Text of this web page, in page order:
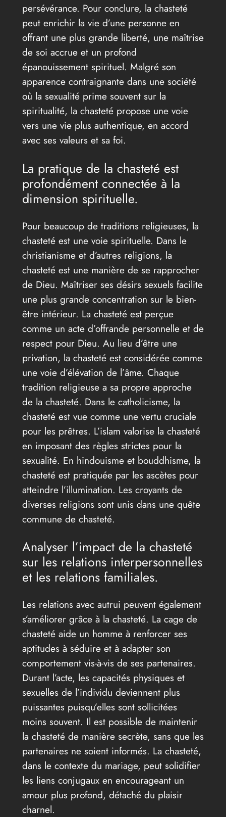
persévérance. Pour conclure, la chasteté
peut enrichir la vie d’une personne en
offrant une plus grande liberté, une maîtrise
de soi accrue et un profond
épanouissement spirituel. Malgré son
apparence contraignante dans une société
où la sexualité prime souvent sur la
spiritualité, la chasteté propose une voie
vers une vie plus authentique, en accord
avec ses valeurs et sa foi.
La pratique de la chasteté est
profondément connectée à la
dimension spirituelle.
Pour beaucoup de traditions religieuses, la
chasteté est une voie spirituelle. Dans le
christianisme et d’autres religions, la
chasteté est une manière de se rapprocher
de Dieu. Maîtriser ses désirs sexuels facilite
une plus grande concentration sur le bien-
être intérieur. La chasteté est perçue
comme un acte d’offrande personnelle et de
respect pour Dieu. Au lieu d’être une
privation, la chasteté est considérée comme
une voie d’élévation de l’âme. Chaque
tradition religieuse a sa propre approche
de la chasteté. Dans le catholicisme, la
chasteté est vue comme une vertu cruciale
pour les prêtres. L’islam valorise la chasteté
en imposant des règles strictes pour la
sexualité. En hindouisme et bouddhisme, la
chasteté est pratiquée par les ascètes pour
atteindre l’illumination. Les croyants de
diverses religions sont unis dans une quête
commune de chasteté.
Analyser l’impact de la chasteté
sur les relations interpersonnelles
et les relations familiales.
Les relations avec autrui peuvent également
s’améliorer grâce à la chasteté. La cage de
chasteté aide un homme à renforcer ses
aptitudes à séduire et à adapter son
comportement vis-à-vis de ses partenaires.
Durant l’acte, les capacités physiques et
sexuelles de l’individu deviennent plus
puissantes puisqu’elles sont sollicitées
moins souvent. Il est possible de maintenir
la chasteté de manière secrète, sans que les
partenaires ne soient informés. La chasteté,
dans le contexte du mariage, peut solidifier
les liens conjugaux en encourageant un
amour plus profond, détaché du plaisir
charnel.